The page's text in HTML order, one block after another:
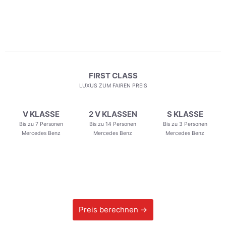
FIRST CLASS
LUXUS ZUM FAIREN PREIS
V KLASSE
Bis zu 7 Personen
Mercedes Benz
2 V KLASSEN
Bis zu 14 Personen
Mercedes Benz
S KLASSE
Bis zu 3 Personen
Mercedes Benz
Preis berechnen →